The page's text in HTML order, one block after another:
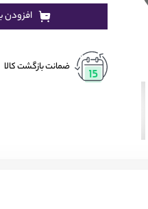
افزودن
ضمانت بازگشت کالا